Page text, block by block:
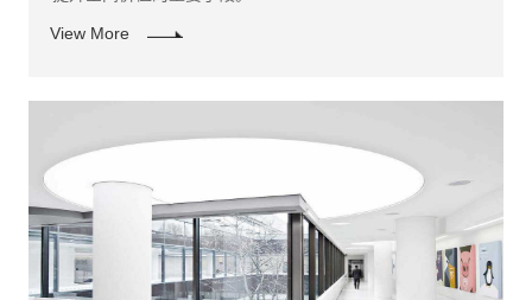
View More